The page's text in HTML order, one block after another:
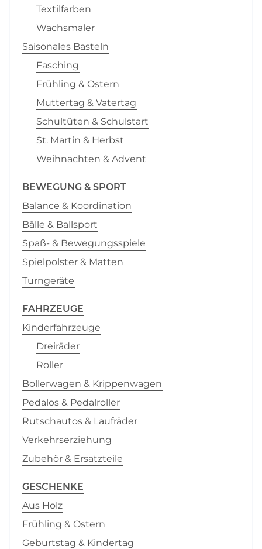
Textilfarben
Wachsmaler
Saisonales Basteln
Fasching
Frühling & Ostern
Muttertag & Vatertag
Schultüten & Schulstart
St. Martin & Herbst
Weihnachten & Advent
BEWEGUNG & SPORT
Balance & Koordination
Bälle & Ballsport
Spaß- & Bewegungsspiele
Spielpolster & Matten
Turngeräte
FAHRZEUGE
Kinderfahrzeuge
Dreiräder
Roller
Bollerwagen & Krippenwagen
Pedalos & Pedalroller
Rutschautos & Laufräder
Verkehrserziehung
Zubehör & Ersatzteile
GESCHENKE
Aus Holz
Frühling & Ostern
Geburtstag & Kindertag